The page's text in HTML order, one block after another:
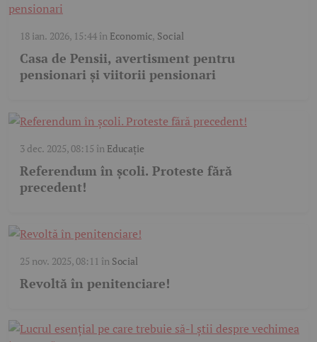
18 ian. 2026, 15:44în Economic, Social
Casa de Pensii, avertisment pentru
pensionari și viitorii pensionari
3 dec. 2025, 08:15 în Educație
Referendum în școli. Proteste fără
precedent!
25 nov. 2025, 08:11 în Social
Revoltă în penitenciare!